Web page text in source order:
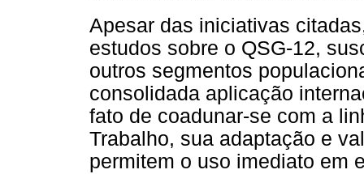
Apesar das iniciativas
estudos sobre o QSG-12,
outros segmentos
consolidada aplicação
fato de coadunar-se com a
Trabalho, sua adaptação e
permitem o uso imediato em